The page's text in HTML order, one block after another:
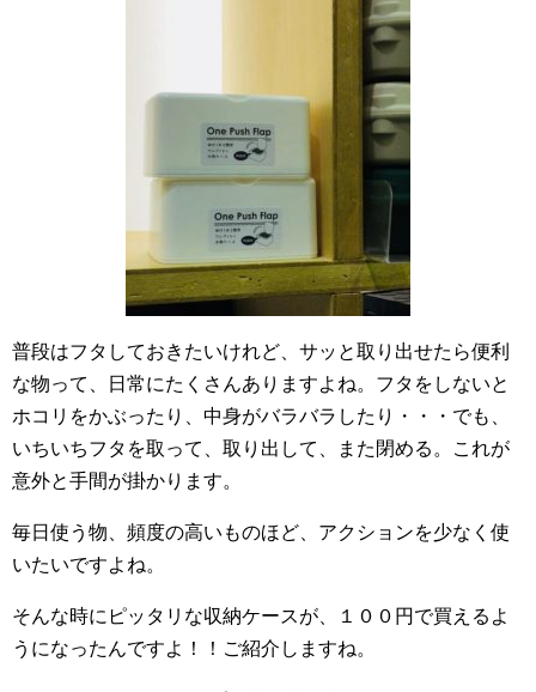
普段はフタしておきたいけれど、サッと取り出せたら便利
な物って、日常にたくさんありますよね。フタをしないと
ホコリをかぶったり、中身がバラバラしたり・・・でも、
いちいちフタを取って、取り出して、また閉める。これが
意外と手間が掛かります。
毎日使う物、頻度の高いものほど、アクションを少なく使
いたいですよね。
そんな時にピッタリな収納ケースが、１００円で買えるよ
うになったんですよ！！ご紹介しますね。